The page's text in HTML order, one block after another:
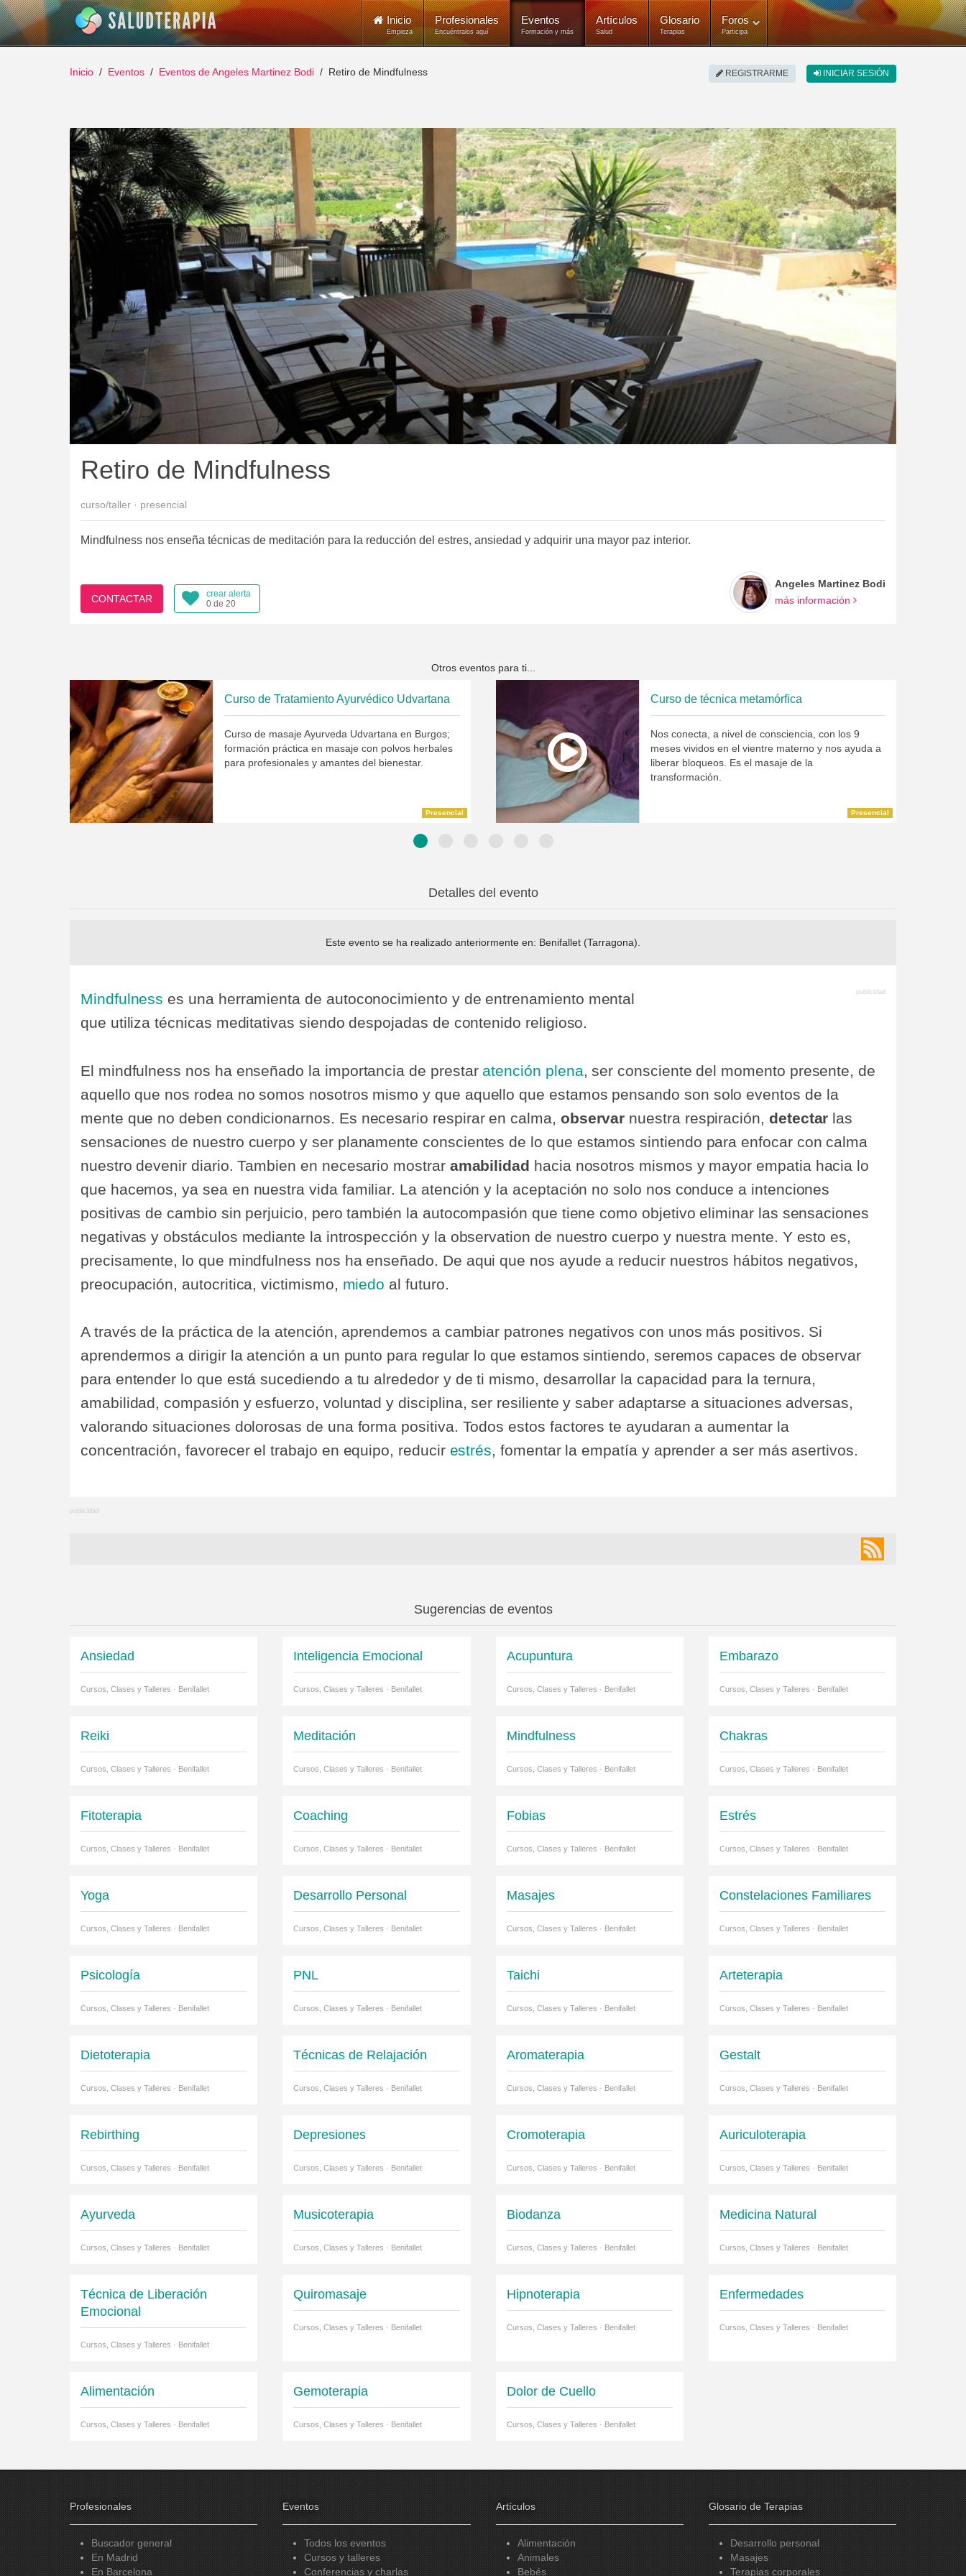
Inicio
Empieza
Profesionales
Encuéntralos aquí
Eventos
Formación y más
Artículos
Salud
Glosario
Terapias
Foros
Participa
REGISTRARME INICIAR SESIÓN
Inicio Eventos Eventos de Angeles Martinez Bodi Retiro de Mindfulness
Retiro de Mindfulness
curso/taller · presencial
Mindfulness nos enseña técnicas de meditación para la reducción del estres, ansiedad y adquirir una mayor paz interior.
CONTACTAR
crear alerta
0 de 20
Angeles Martinez Bodi
más información
Otros eventos para ti...
Curso de Tratamiento Ayurvédico Udvartana
Curso de masaje Ayurveda Udvartana en Burgos;
formación práctica en masaje con polvos herbales
para profesionales y amantes del bienestar.
Presencial
Curso de técnica metamórfica
Nos conecta, a nivel de consciencia, con los 9
meses vividos en el vientre materno y nos ayuda a
liberar bloqueos. Es el masaje de la
transformación.
Presencial
Detalles del evento
Este evento se ha realizado anteriormente en: Benifallet (Tarragona)
Mindfulness es una herramienta de autoconocimiento y de entrenamiento mental
que utiliza técnicas meditativas siendo despojadas de contenido religioso.
El mindfulness nos ha enseñado la importancia de prestar atención plena , ser consciente del momento presente, de
aquello que nos rodea no somos nosotros mismo y que aquello que estamos pensando son solo eventos de la
mente que no deben condicionarnos. Es necesario respirar en calma,
observar nuestra respiración, detectar las
sensaciones de nuestro cuerpo y ser planamente conscientes de lo que estamos sintiendo para enfocar con calma
nuestro devenir diario. Tambien en necesario mostrar amabilidad hacia nosotros mismos y mayor empatia hacia lo
que hacemos, ya sea en nuestra vida familiar. La atención y la aceptación no solo nos conduce a intenciones
positivas de cambio sin perjuicio, pero también la autocompasión que tiene como objetivo eliminar las sensaciones
negativas y obstáculos mediante la introspección y la observation de nuestro cuerpo y nuestra mente. Y esto es,
precisamente, lo que mindfulness nos ha enseñado. De aqui que nos ayude a reducir nuestros hábitos negativos,
preocupación, autocritica, victimismo, miedo al futuro.
A través de la práctica de la atención, aprendemos a cambiar patrones negativos con unos más positivos. Si
aprendermos a dirigir la atención a un punto para regular lo que estamos sintiendo, seremos capaces de observar
para entender lo que está sucediendo a tu alrededor y de ti mismo, desarrollar la capacidad para la ternura,
amabilidad, compasión y esfuerzo, voluntad y disciplina, ser resiliente y saber adaptarse a situaciones adversas,
valorando situaciones dolorosas de una forma positiva. Todos estos factores te ayudaran a aumentar la
concentración, favorecer el trabajo en equipo, reducir estrés, fomentar la empatía y aprender a ser más asertivos.
Sugerencias de eventos
Ansiedad
Cursos, Clases y Talleres · Benifallet
Inteligencia Emocional
Cursos, Clases y Talleres · Benifallet
Acupuntura
Cursos, Clases y Talleres · Benifallet
Embarazo
Cursos, Clases y Talleres · Benifallet
Reiki
Cursos, Clases y Talleres · Benifallet
Meditación
Cursos, Clases y Talleres · Benifallet
Mindfulness
Cursos, Clases y Talleres · Benifallet
Chakras
Cursos, Clases y Talleres · Benifallet
Fitoterapia
Cursos, Clases y Talleres · Benifallet
Coaching
Cursos, Clases y Talleres · Benifallet
Fobias
Cursos, Clases y Talleres · Benifallet
Estrés
Cursos, Clases y Talleres · Benifallet
Yoga
Cursos, Clases y Talleres · Benifallet
Desarrollo Personal
Cursos, Clases y Talleres · Benifallet
Masajes
Cursos, Clases y Talleres · Benifallet
Constelaciones Familiares
Cursos, Clases y Talleres · Benifallet
Psicología
Cursos, Clases y Talleres · Benifallet
PNL
Cursos, Clases y Talleres · Benifallet
Taichi
Cursos, Clases y Talleres · Benifallet
Arteterapia
Cursos, Clases y Talleres · Benifallet
Dietoterapia
Cursos, Clases y Talleres · Benifallet
Técnicas de Relajación
Cursos, Clases y Talleres · Benifallet
Aromaterapia
Cursos, Clases y Talleres · Benifallet
Gestalt
Cursos, Clases y Talleres · Benifallet
Rebirthing
Cursos, Clases y Talleres · Benifallet
Depresiones
Cursos, Clases y Talleres · Benifallet
Cromoterapia
Cursos, Clases y Talleres · Benifallet
Auriculoterapia
Cursos, Clases y Talleres · Benifallet
Ayurveda
Cursos, Clases y Talleres · Benifallet
Musicoterapia
Cursos, Clases y Talleres · Benifallet
Biodanza
Cursos, Clases y Talleres · Benifallet
Medicina Natural
Cursos, Clases y Talleres · Benifallet
Técnica de Liberación
Emocional
Cursos, Clases y Talleres · Benifallet
Quiromasaje
Cursos, Clases y Talleres · Benifallet
Hipnoterapia
Cursos, Clases y Talleres · Benifallet
Enfermedades
Cursos, Clases y Talleres · Benifallet
Alimentación
Cursos, Clases y Talleres · Benifallet
Gemoterapia
Cursos, Clases y Talleres · Benifallet
Dolor de Cuello
Cursos, Clases y Talleres · Benifallet
Profesionales
Buscador general
En Madrid
En Barcelona
Eventos
Todos los eventos
Cursos y talleres
Conferencias y charlas
Artículos
Alimentación
Animales
Bebés
Glosario de Terapias
Desarrollo personal
Masajes
Terapias corporales